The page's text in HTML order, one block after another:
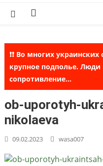
❗❗ Во многих
крупное подполье.
сопротивление...
ob-uporotyh-
nikolaeva
09.02.2023 wasa007